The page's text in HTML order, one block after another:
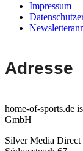
Impressum
Adresse
home-of-sports.de
GmbH
Silver Media